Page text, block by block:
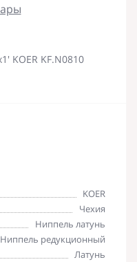
KOER KF.N0810
KOER
Чехия
Ниппель латунь
Ниппель редукционный
Латунь